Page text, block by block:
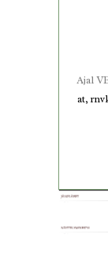
Ajal
at,